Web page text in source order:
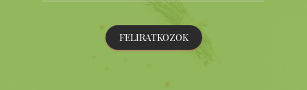
FELIRATKOZOK